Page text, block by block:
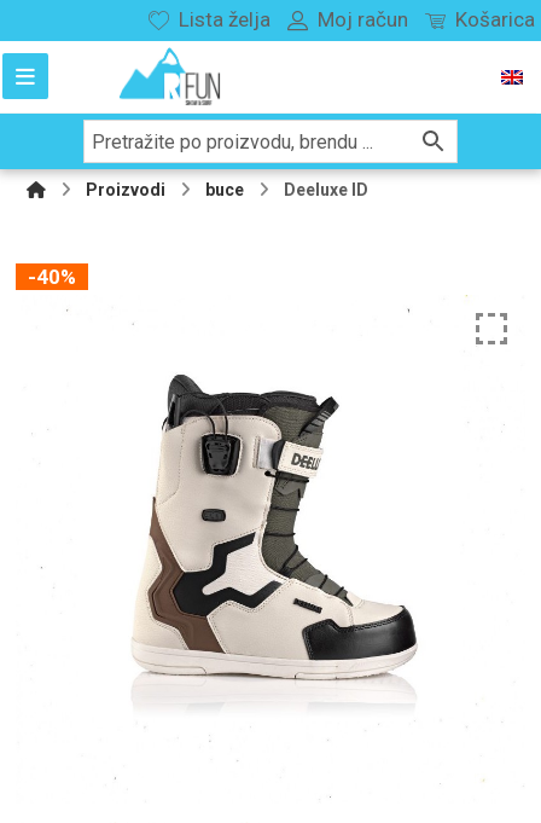
Lista želja Moj račun Košarica
Proizvodi buce Deeluxe ID
-40%